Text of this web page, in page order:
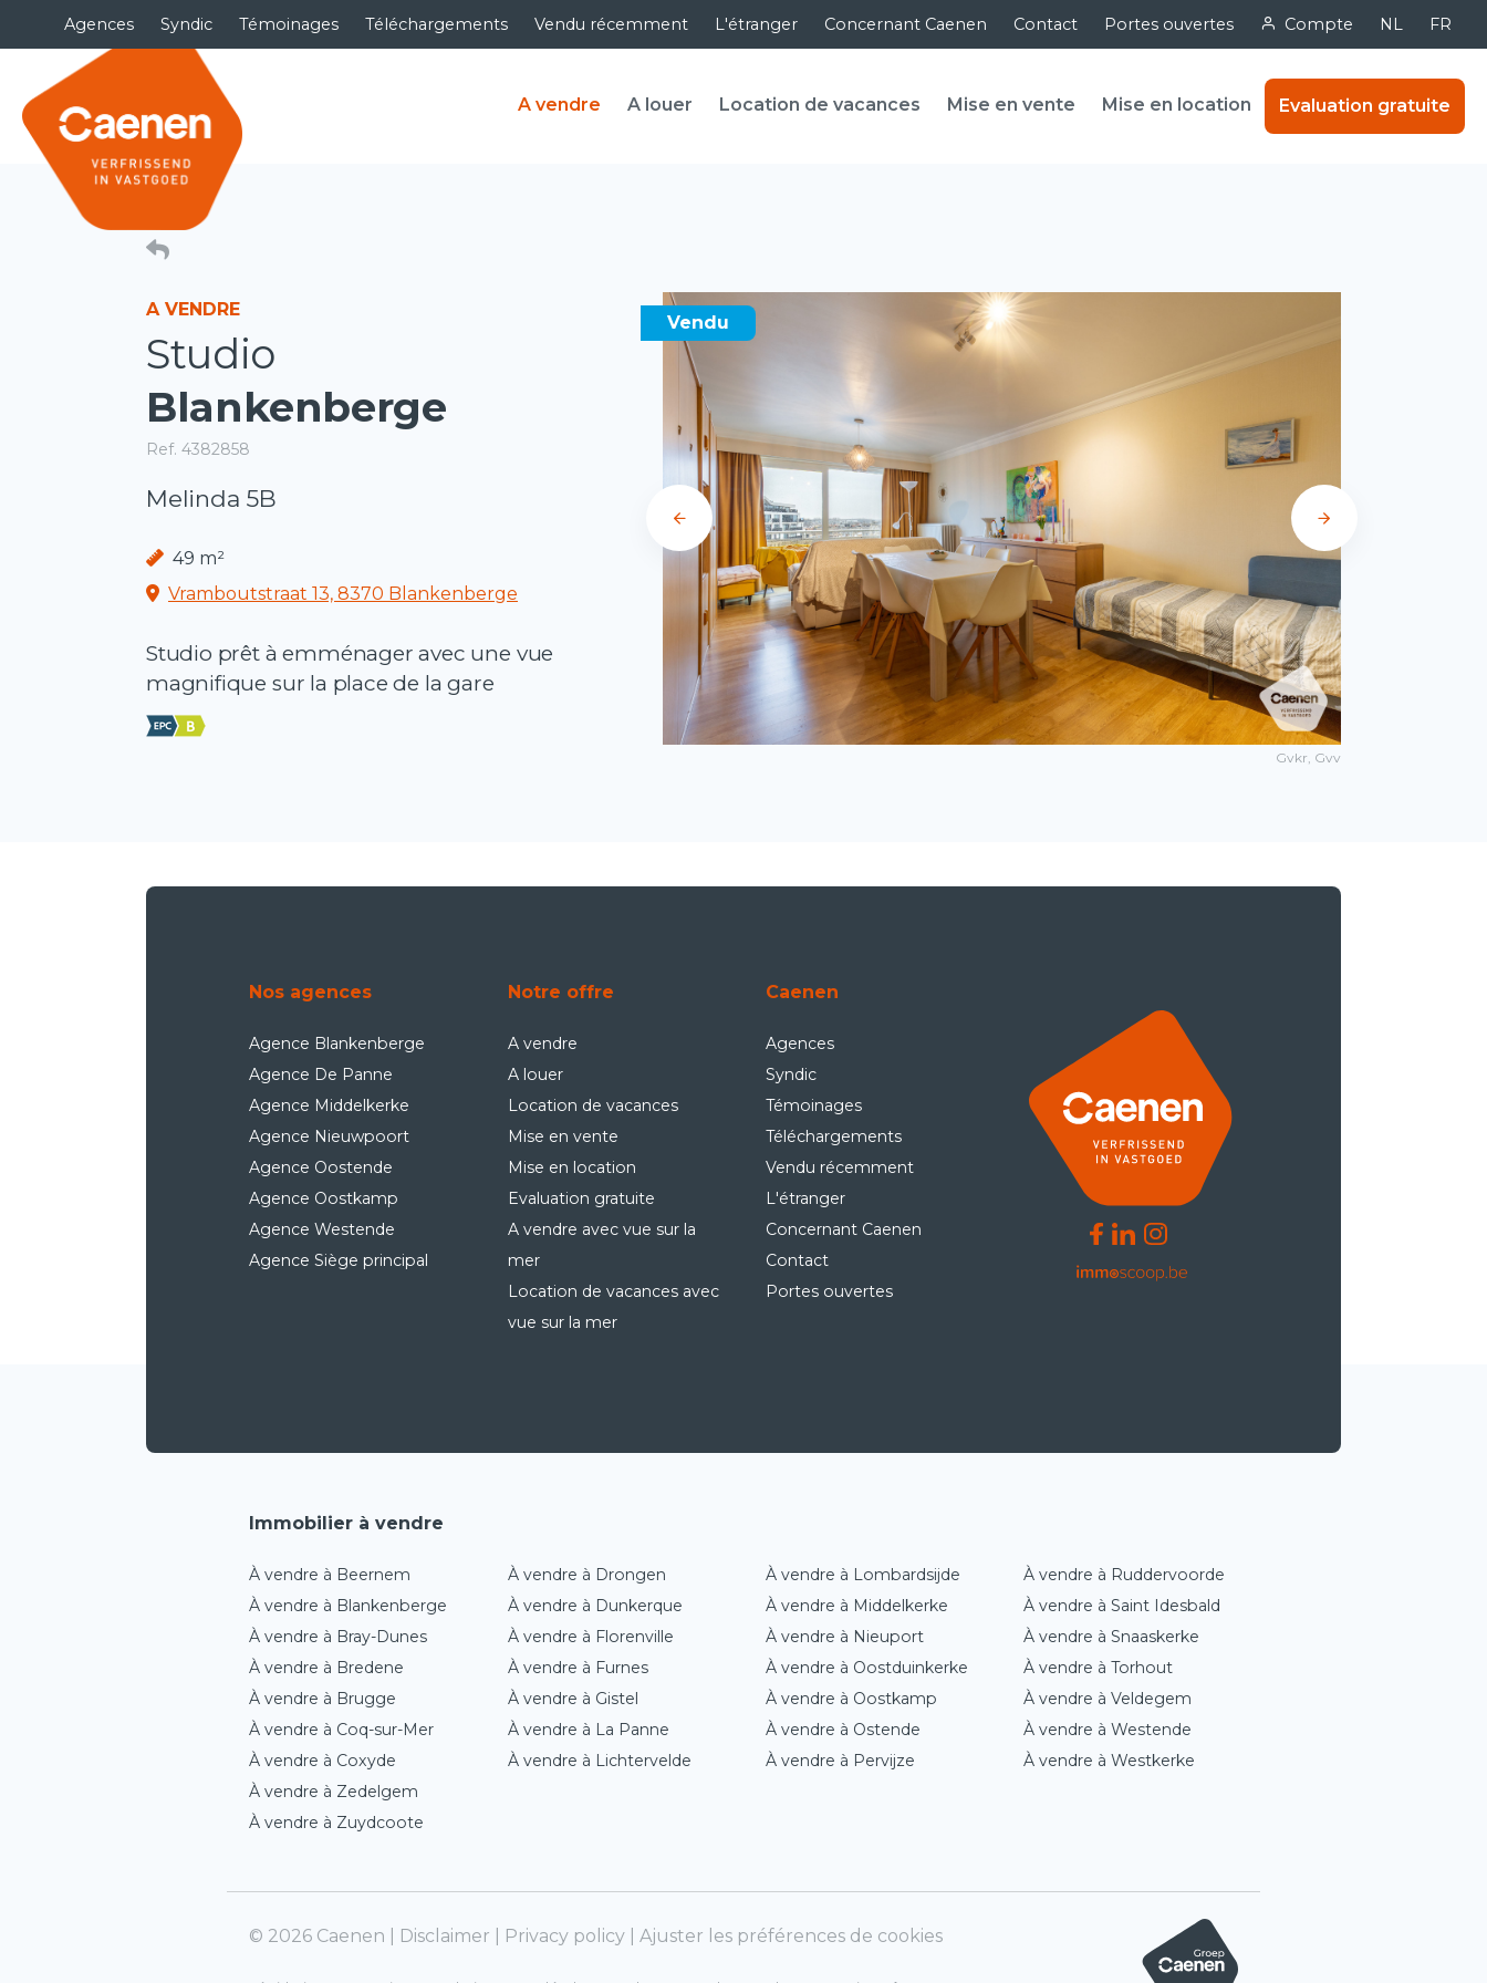
Agences Syndic Témoinages Téléchargements Vendu récemment L'étranger Concernant Caenen Contact Portes ouvertes Compte NL FR
A vendre A louer Location de vacances Mise en vente Mise en location Evaluation gratuite
A VENDRE
Studio
Blankenberge
Ref. 4382858
Melinda 5B
49 m²
Vramboutstraat 13, 8370 Blankenberge
Studio prêt à emménager avec une vue
magnifique sur la place de la gare
Vendu
Gvkr, Gvv
Nos agences
Agence Blankenberge
Agence De Panne
Agence Middelkerke
Agence Nieuwpoort
Agence Oostende
Agence Oostkamp
Agence Westende
Agence Siège principal
Notre offre
A vendre
A louer
Location de vacances
Mise en vente
Mise en location
Evaluation gratuite
A vendre avec vue sur la
mer
Location de vacances avec
vue sur la mer
Caenen
Agences
Syndic
Témoinages
Téléchargements
Vendu récemment
L'étranger
Concernant Caenen
Contact
Portes ouvertes
Immobilier à vendre
À vendre à Beernem
À vendre à Blankenberge
À vendre à Bray-Dunes
À vendre à Bredene
À vendre à Brugge
À vendre à Coq-sur-Mer
À vendre à Coxyde
À vendre à Drongen
À vendre à Dunkerque
À vendre à Florenville
À vendre à Furnes
À vendre à Gistel
À vendre à La Panne
À vendre à Lichtervelde
À vendre à Lombardsijde
À vendre à Middelkerke
À vendre à Nieuport
À vendre à Oostduinkerke
À vendre à Oostkamp
À vendre à Ostende
À vendre à Pervijze
À vendre à Ruddervoorde
À vendre à Saint Idesbald
À vendre à Snaaskerke
À vendre à Torhout
À vendre à Veldegem
À vendre à Westende
À vendre à Westkerke
À vendre à Zedelgem
À vendre à Zuydcoote
© 2026 Caenen | Disclaimer Privacy policy |Ajuster les préférences de cookies